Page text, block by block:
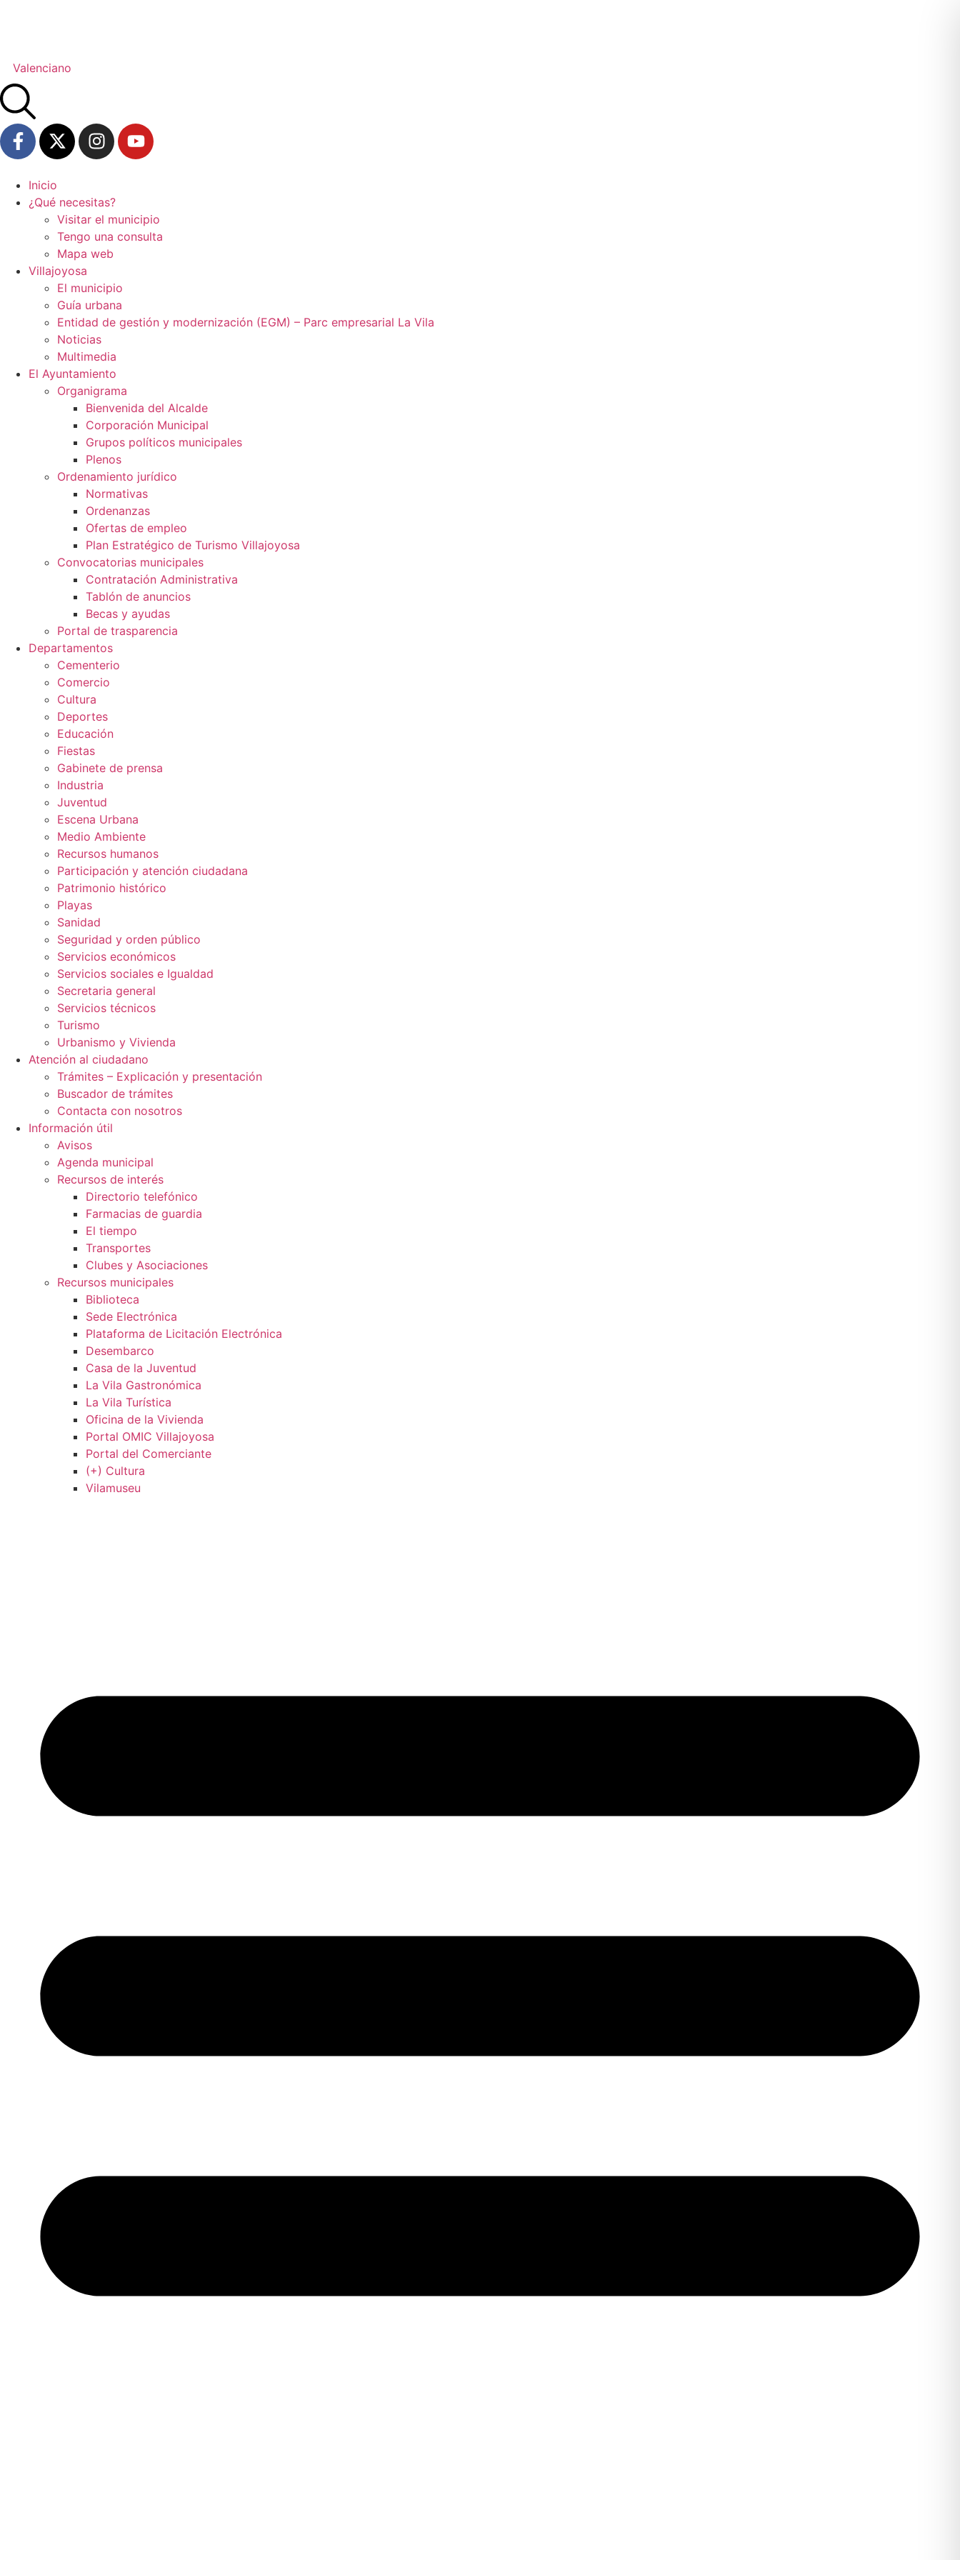
Valenciano
Inicio
¿Qué necesitas?
Visitar el municipio
Tengo una consulta
Mapa web
Villajoyosa
El municipio
Guía urbana
Entidad de gestión y modernización (EGM) – Parc empresarial La Vila
Noticias
Multimedia
El Ayuntamiento
Organigrama
Bienvenida del Alcalde
Corporación Municipal
Grupos políticos municipales
Plenos
Ordenamiento jurídico
Normativas
Ordenanzas
Ofertas de empleo
Plan Estratégico de Turismo Villajoyosa
Convocatorias municipales
Contratación Administrativa
Tablón de anuncios
Becas y ayudas
Portal de trasparencia
Departamentos
Cementerio
Comercio
Cultura
Deportes
Educación
Fiestas
Gabinete de prensa
Industria
Juventud
Escena Urbana
Medio Ambiente
Recursos humanos
Participación y atención ciudadana
Patrimonio histórico
Playas
Sanidad
Seguridad y orden público
Servicios económicos
Servicios sociales e Igualdad
Secretaria general
Servicios técnicos
Turismo
Urbanismo y Vivienda
Atención al ciudadano
Trámites – Explicación y presentación
Buscador de trámites
Contacta con nosotros
Información útil
Avisos
Agenda municipal
Recursos de interés
Directorio telefónico
Farmacias de guardia
El tiempo
Transportes
Clubes y Asociaciones
Recursos municipales
Biblioteca
Sede Electrónica
Plataforma de Licitación Electrónica
Desembarco
Casa de la Juventud
La Vila Gastronómica
La Vila Turística
Oficina de la Vivienda
Portal OMIC Villajoyosa
Portal del Comerciante
(+) Cultura
Vilamuseu